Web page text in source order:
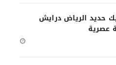
حديد الرياض درايش
عصرية